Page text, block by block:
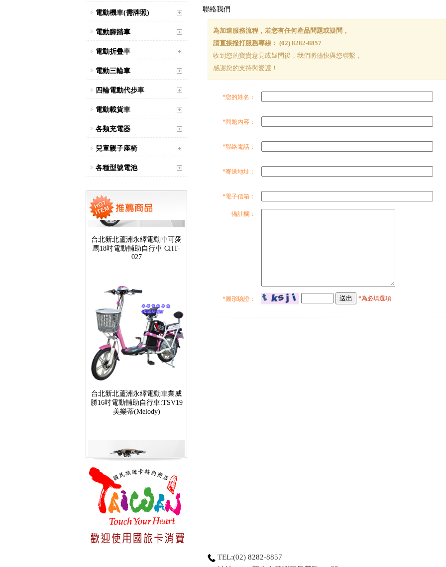
電動機車(需牌照)
電動腳踏車
電動折疊車
電動三輪車
四輪電動代步車
電動載貨車
各類充電器
兒童親子座椅
各種型號電池
台北新北蘆洲永繹電動車可愛
027
台北新北蘆洲永繹電動車業威
美樂蒂(Melody)
台北新北蘆洲永繹電動車可愛
027
聯絡我們
為加速服務流程，若您有任何產品問題或疑問，
請直接撥打服務專線： (02) 8282-8857
收到您的寶貴意見或疑問後，我們將儘快與您聯繫，
感謝您的支持與愛護！
*您的姓名：
*問題內容：
*聯絡電話：
*寄送地址：
*電子信箱：
備註欄：
*圖形驗證： *為必填選項
TEL:(02) 8282-8857